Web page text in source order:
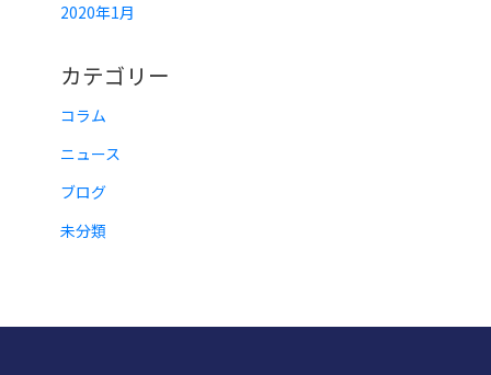
2020年1月
カテゴリー
コラム
ニュース
ブログ
未分類